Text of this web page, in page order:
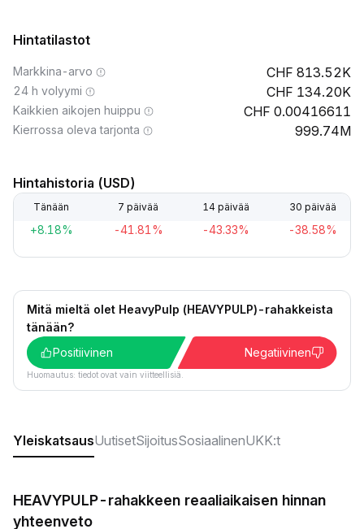
Hintatilastot
Markkina-arvo 813.52K
24 h volyymi 134.20K
Kaikkien aikojen huippu 0.00416611
Kierrossa oleva tarjonta 999.74M
Hintahistoria (USD)
Tänään 7 päivää 14 päivää 30 päivää
+8.18% -41.81% -43.33% -38.58%
Mitä mieltä olet HeavyPulp (HEAVYPULP)-rahakkeista
tänään?
Positiivinen
Negatiivinen
Huomautus: tiedot ovat vain viitteellisiä.
YleiskatsausUutisetSijoitusSosiaalinenUKK:t
HEAVYPULP-rahakkeen reaaliaikaisen hinnan
yhteenveto